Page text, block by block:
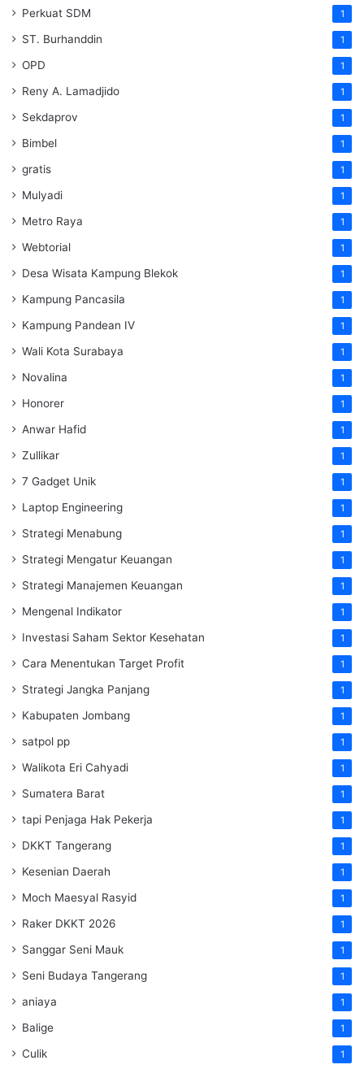
Perkuat SDM 1
ST. Burhanddin 1
OPD 1
Reny A. Lamadjido 1
Sekdaprov 1
Bimbel 1
gratis 1
Mulyadi 1
Metro Raya 1
Webtorial 1
Desa Wisata Kampung Blekok 1
Kampung Pancasila 1
Kampung Pandean IV 1
Wali Kota Surabaya 1
Novalina 1
Honorer 1
Anwar Hafid 1
Zullikar 1
7 Gadget Unik 1
Laptop Engineering 1
Strategi Menabung 1
Strategi Mengatur Keuangan 1
Strategi Manajemen Keuangan 1
Mengenal Indikator 1
Investasi Saham Sektor Kesehatan 1
Cara Menentukan Target Profit 1
Strategi Jangka Panjang 1
Kabupaten Jombang 1
satpol pp 1
Walikota Eri Cahyadi 1
Sumatera Barat 1
tapi Penjaga Hak Pekerja 1
DKKT Tangerang 1
Kesenian Daerah 1
Moch Maesyal Rasyid 1
Raker DKKT 2026 1
Sanggar Seni Mauk 1
Seni Budaya Tangerang 1
aniaya 1
Balige 1
Culik 1